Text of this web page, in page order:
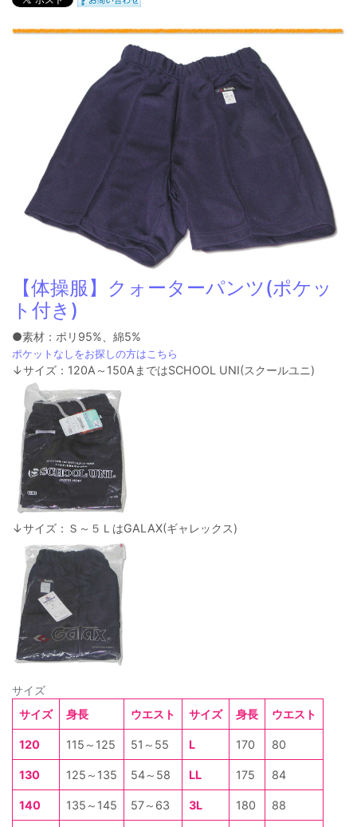
【体操服】クォーターパンツ(ポケッ
ト付き)
●素材：ポリ95%、綿5%
ポケットなしをお探しの方はこちら
↓サイズ：120A～150AまではSCHOOL UNI(スクールユニ)
↓サイズ：Ｓ～５ＬはGALAX(ギャレックス)
サイズ
サイズ
身長 ウエスト サイズ 身長 ウエスト
120 115～125 51～55 L 170 80
130 125～135 54～58 LL 175 84
140 135～145 57～63 3L 180 88